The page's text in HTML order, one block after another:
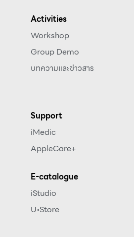
Activities
Workshop
Group Demo
บทความและข่าวสาร
Support
iMedic
AppleCare+
E-catalogue
iStudio
U•Store